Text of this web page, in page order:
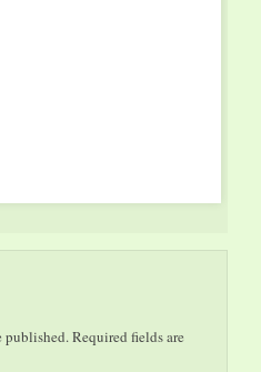
published.Required fields are